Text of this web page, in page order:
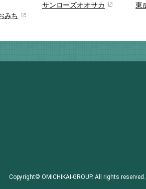
みち
サンローズオオサカ
東
Copyright© OMICHIKAI-GROUP. All rights reserved.